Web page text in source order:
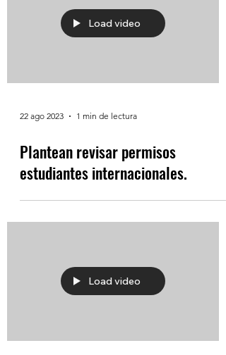
Load video
22 ago 2023 1 min de lectura
Plantean revisar permisos
estudiantes internacionales.
Load video